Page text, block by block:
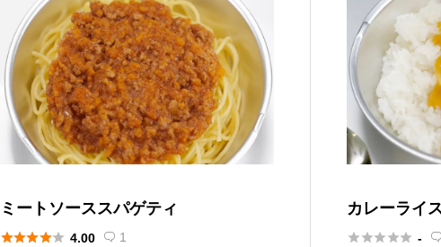
ミートソーススパゲティ
 4.00  1
カレーライ
 - 